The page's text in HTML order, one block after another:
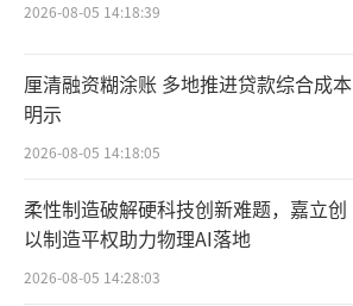
2026-08-05 14:18:39
厘清融资糊涂账 多地推进贷款综合成本
明示
2026-08-05 14:18:05
柔性制造破解硬科技创新难题，嘉立创
以制造平权助力物理AI落地
2026-08-05 14:28:03